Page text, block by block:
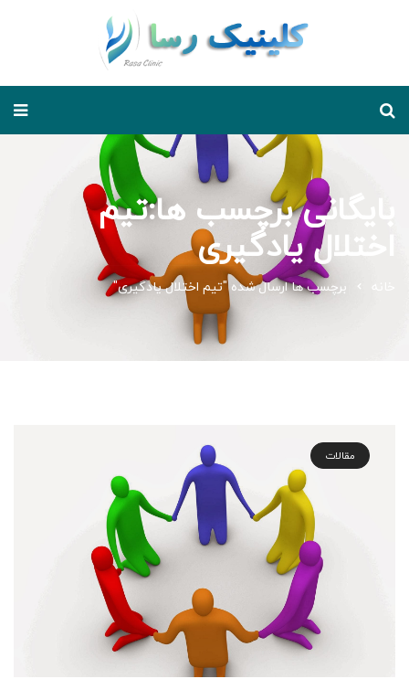
بایگانی برچسب ها:تیم
اختلال یادگیری
خانه برچسب ها ارسال شده "تیم اختلال یادگیری"
مقالات